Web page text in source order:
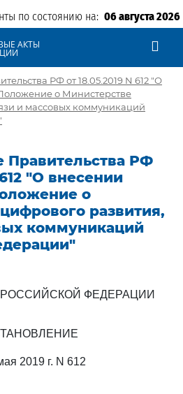
по состоянию на: 06 августа 2026
АКТЫ
РФ от 18.05.2019 N 612 "О
о Министерстве
и массовых коммуникаций
Правительства РФ
"О внесении
о
развития,
коммуникаций
ФЕДЕРАЦИИ
2019 г. N 612